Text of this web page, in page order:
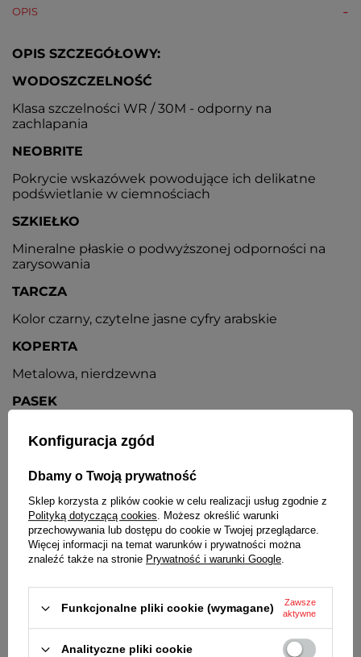
OPIS
OPIS SZCZEGÓŁOWY:
WODOSZCZELNOŚĆ
Klasa szczelności WR / 30M - odporny na
zachlapania
NEOBRITE
Pokrycie wskazówek powodujące ich delikatne
podświetlanie w ciemnościach
SZKIEŁKO
Mineralne płaskie o podwyższonej odporności na
zarysowania
TARCZA
Kolor czarny, czytelne jasne cyfry arabskie
KOPERTA
Metalowa, nierdzewna
PASEK
kolorze koperty
ZAPIĘCIE
Klasyczne na sprzączkę
BATERIA
Orientacyjny czas działania zegarka bez
konieczności wymiany baterii - 3 lata
GRUBOŚĆ KOPERTY
Konfiguracja zgód
Dbamy o Twoją prywatność
Sklep korzysta z plików cookie w celu realizacji usług zgodnie z
Polityką dotyczącą cookies. Możesz określić warunki
przechowywania lub dostępu do cookie w Twojej przeglądarce.
Więcej informacji na temat warunków i prywatności można
znaleźć także na stronie Prywatność i warunki Google.
Funkcjonalne pliki cookie (wymagane)
Zawsze
aktywne
Analityczne pliki cookie